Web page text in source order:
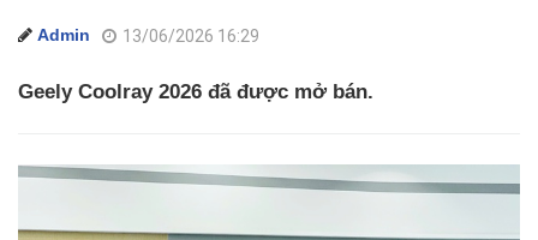
Admin 13/06/2026 16:29
Geely Coolray 2026 đã được mở bán.